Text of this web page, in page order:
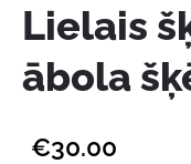
Lielais
ābola
€30.00